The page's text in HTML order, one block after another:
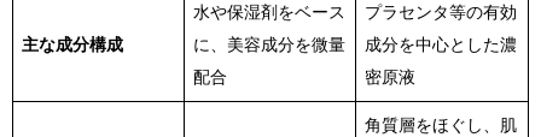
主な成分構成
水や保湿剤をベース
に、美容成分を微量
配合
プラセンタ等の有効
成分を中心とした濃
密原液
角質層をほぐし、肌